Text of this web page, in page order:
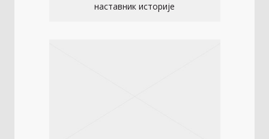
наставник историје